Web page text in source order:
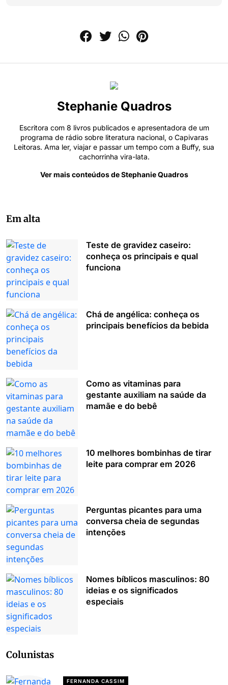
Stephanie Quadros
Escritora com 8 livros publicados e apresentadora de um
programa de rádio sobre literatura nacional, o Capivaras
Leitoras. Ama ler, viajar e passar um tempo com a Buffy, sua
cachorrinha vira-lata.
Ver mais conteúdos de Stephanie Quadros
Em alta
Teste de gravidez caseiro:
conheça os principais e qual
funciona
Chá de angélica: conheça os
principais benefícios da bebida
Como as vitaminas para
gestante auxiliam na saúde da
mamãe e do bebê
10 melhores bombinhas de tirar
leite para comprar em 2026
Perguntas picantes para uma
conversa cheia de segundas
intenções
Nomes bíblicos masculinos: 80
ideias e os significados
especiais
Colunistas
FERNANDA CASSIM